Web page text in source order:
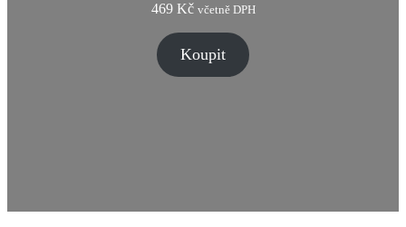
469 Kč včetně DPH
Koupit